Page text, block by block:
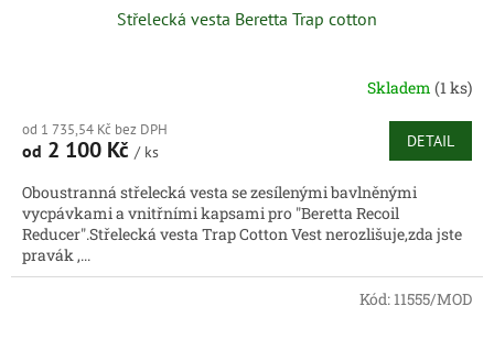
Střelecká vesta Beretta Trap cotton
Skladem (1 ks)
od 1 735,54 Kč bez DPH
od 2 100 Kč / ks
DETAIL
Oboustranná střelecká vesta se zesílenými bavlněnými
vycpávkami a vnitřními kapsami pro "Beretta Recoil
Reducer".Střelecká vesta Trap Cotton Vest nerozlišuje,zda jste
pravák ,...
Kód: 11555/MOD